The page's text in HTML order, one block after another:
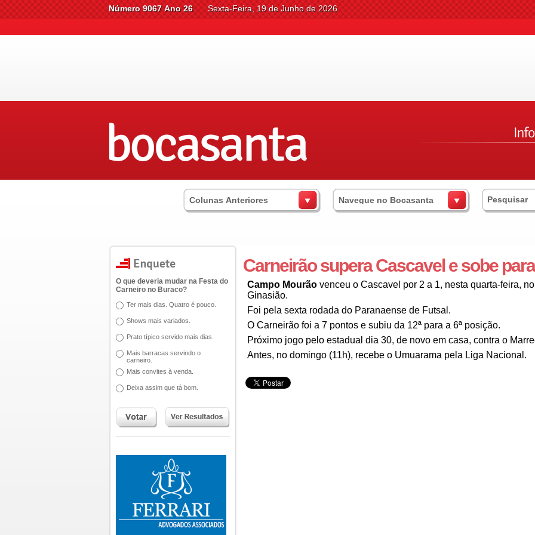
Número 9067 Ano 26 Sexta-Feira, 19 de Junho de 2026
Colunas Anteriores Navegue no Bocasanta
O que deveria mudar na Festa do
Carneiro no Buraco?
Ter mais dias. Quatro é pouco.
Shows mais variados.
Prato típico servido mais dias.
Mais barracas servindo o
carneiro.
Mais convites à venda.
Deixa assim que tá bom.
Carneirão supera Cascavel e sobe para
Campo Mourão venceu o Cascavel por 2 a 1, nesta quarta-feira, no
Ginasião.
Foi pela sexta rodada do Paranaense de Futsal.
O Carneirão foi a 7 pontos e subiu da 12ª para a 6ª posição.
Próximo jogo pelo estadual dia 30, de novo em casa, contra o
Antes, no domingo (11h), recebe o Umuarama pela Liga Nacional.